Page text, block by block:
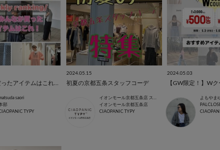
saori
部
TYPY
2024.05.15
初夏の京都五条スタッフコーデ
イオンモール京都五条店 スタッフ
イオンモール京都五条店
CIAOPANIC TYPY
2024.05.03
よもやま